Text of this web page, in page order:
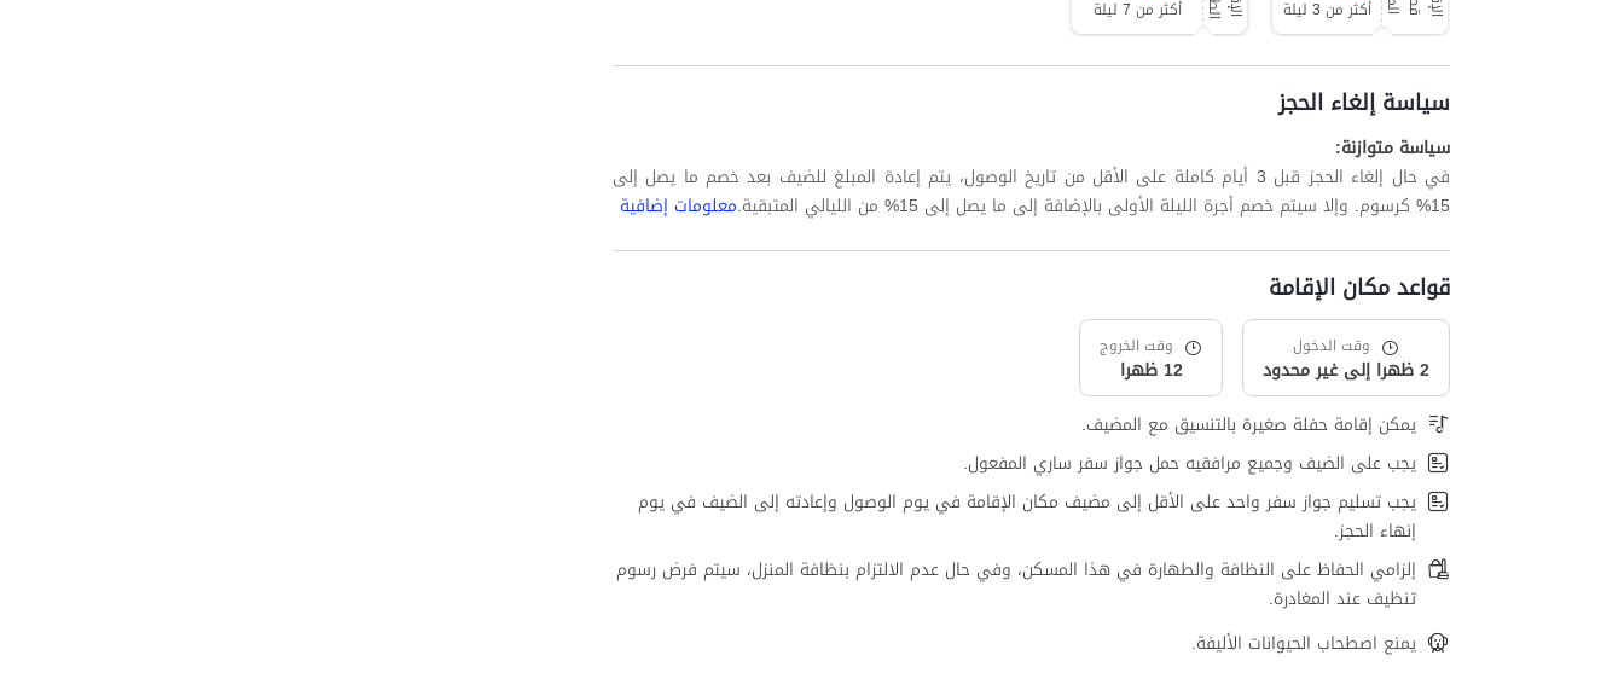
أكثر من 3 ليلة
أكثر من 7 ليلة
سياسة إلغاء الحجز
سياسة متوازنة:
في حال إلغاء الحجز قبل 3 أيام كاملة على الأقل من تاريخ الوصول، يتم إعادة المبلغ للضيف بعد خصم ما يصل إلى
15% كرسوم. وإلا سيتم خصم أجرة الليلة الأولى بالإضافة إلى ما يصل إلى 15% من الليالي المتبقية.
معلومات إضافية
قواعد مكان الإقامة
وقت الدخول
2 ظهرا إلى غير محدود
وقت الخروج
12 ظهرا
يمكن إقامة حفلة صغيرة بالتنسيق مع المضيف.
يجب على الضيف وجميع مرافقيه حمل جواز سفر ساري المفعول.
يجب تسليم جواز سفر واحد على الأقل إلى مضيف مكان الإقامة في يوم الوصول وإعادته إلى الضيف في يوم
إنهاء الحجز.
إلزامي الحفاظ على النظافة والطهارة في هذا المسكن، وفي حال عدم الالتزام بنظافة المنزل، سيتم فرض رسوم
تنظيف عند المغادرة.
يمنع اصطحاب الحيوانات الأليفة.